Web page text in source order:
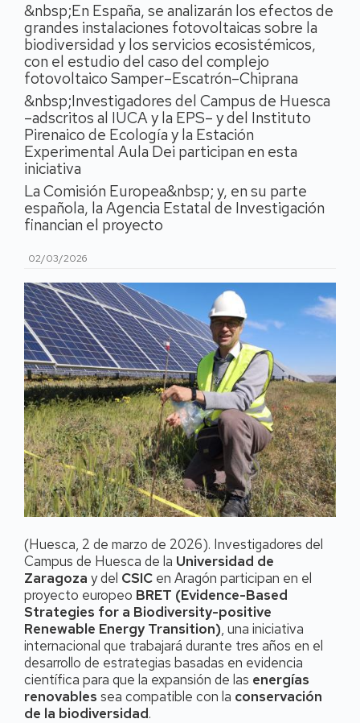
&nbsp;En España, se analizarán los efectos de
grandes instalaciones fotovoltaicas sobre la
biodiversidad y los servicios ecosistémicos,
con el estudio del caso del complejo
fotovoltaico Samper–Escatrón–Chiprana
&nbsp;Investigadores del Campus de Huesca
–adscritos al IUCA y la EPS– y del Instituto
Pirenaico de Ecología y la Estación
Experimental Aula Dei participan en esta
iniciativa
La Comisión Europea&nbsp; y, en su parte
española, la Agencia Estatal de Investigación
financian el proyecto
02/03/2026
(Huesca, 2 de marzo de 2026). Investigadores del
Campus de Huesca de la Universidad de
Zaragoza y del CSIC en Aragón participan en el
proyecto europeo BRET (Evidence-Based
Strategies for a Biodiversity-positive
Renewable Energy Transition), una iniciativa
internacional que trabajará durante tres años en el
desarrollo de estrategias basadas en evidencia
científica para que la expansión de las energías
renovables sea compatible con la conservación
de la biodiversidad.